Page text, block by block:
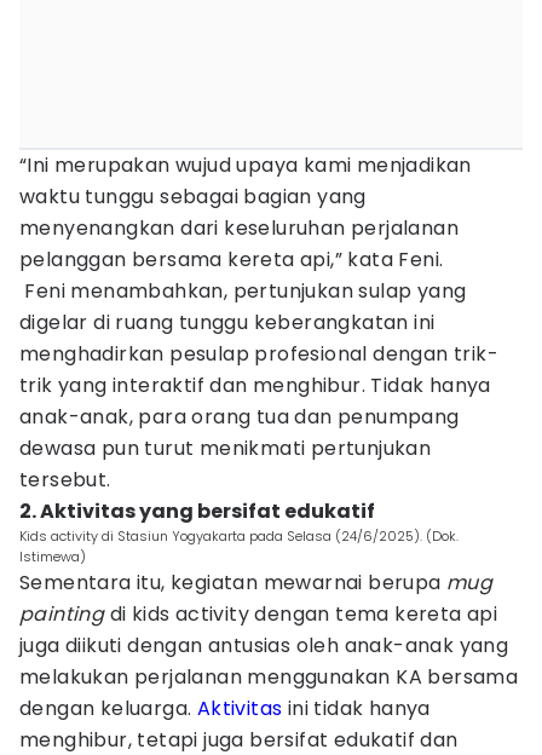
“Ini merupakan wujud upaya kami menjadikan
waktu tunggu sebagai bagian yang
menyenangkan dari keseluruhan perjalanan
pelanggan bersama kereta api,” kata Feni.
Feni menambahkan, pertunjukan sulap yang
digelar di ruang tunggu keberangkatan ini
menghadirkan pesulap profesional dengan trik-
trik yang interaktif dan menghibur. Tidak hanya
anak-anak, para orang tua dan penumpang
dewasa pun turut menikmati pertunjukan
tersebut.
2. Aktivitas yang bersifat edukatif
Kids activity di Stasiun Yogyakarta pada Selasa (24/6/2025). (Dok.
Istimewa)
Sementara itu, kegiatan mewarnai berupa mug
paintingdi kids activity dengan tema kereta api
juga diikuti dengan antusias oleh anak-anak yang
melakukan perjalanan menggunakan KA bersama
dengan keluarga. Aktivitas ini tidak hanya
menghibur, tetapi juga bersifat edukatif dan